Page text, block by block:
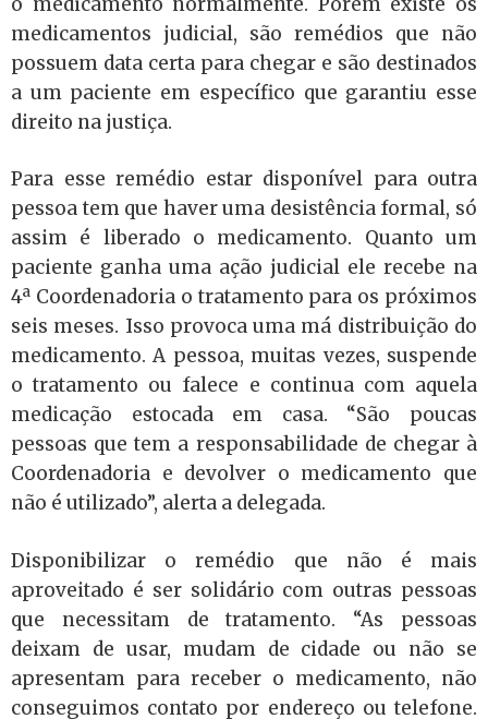
medicamentos judicial, são remédios que não
possuem data certa para chegar e são destinados
a um paciente em específico que garantiu esse
direito na justiça.
Para esse remédio estar disponível para outra
pessoa tem que haver uma desistência formal, só
assim é liberado o medicamento. Quanto um
paciente ganha uma ação judicial ele recebe na
4ª Coordenadoria o tratamento para os próximos
seis meses. Isso provoca uma má distribuição do
medicamento. A pessoa, muitas vezes, suspende
o tratamento ou falece e continua com aquela
medicação estocada em casa. “São poucas
pessoas que tem a responsabilidade de chegar à
Coordenadoria e devolver o medicamento que
não é utilizado”, alerta a delegada.
Disponibilizar o remédio que não é mais
aproveitado é ser solidário com outras pessoas
que necessitam de tratamento. “As pessoas
deixam de usar, mudam de cidade ou não se
apresentam para receber o medicamento, não
conseguimos contato por endereço ou telefone.